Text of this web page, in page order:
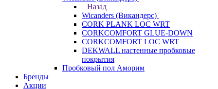
Назад
Wicanders (Викандерс)
CORK PLANK LOC WRT
CORKCOMFORT GLUE-DOWN
CORKCOMFORT LOC WRT
DEKWALL настенные пробковые
покрытия
Пробковый пол Аморим
Бренды
Акции